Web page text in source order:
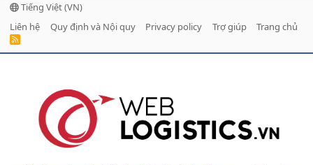
Tiếng Việt (VN)
Liên hệ
Quy định và Nội quy Privacy policy Trợ giúp Trang chủ
R